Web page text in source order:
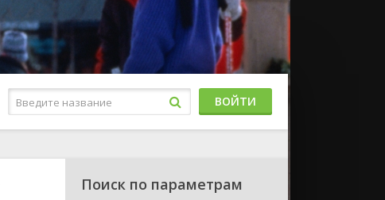
ВОЙТИ
Поиск по параметрам